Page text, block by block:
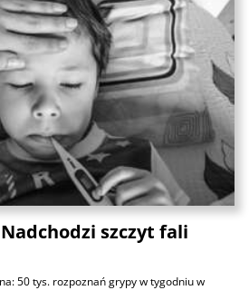
szczyt fali
50 tys. rozpoznań grypy w tygodniu w